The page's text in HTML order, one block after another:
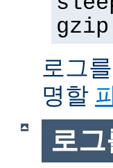
로그
명할
로